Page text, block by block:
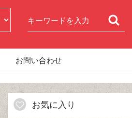
お問い合わせ
お気に入り